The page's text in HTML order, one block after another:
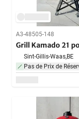
A3-48505-148
Grill Kamado 21
Sint-Gillis-Waas,BE
Pas de Prix de